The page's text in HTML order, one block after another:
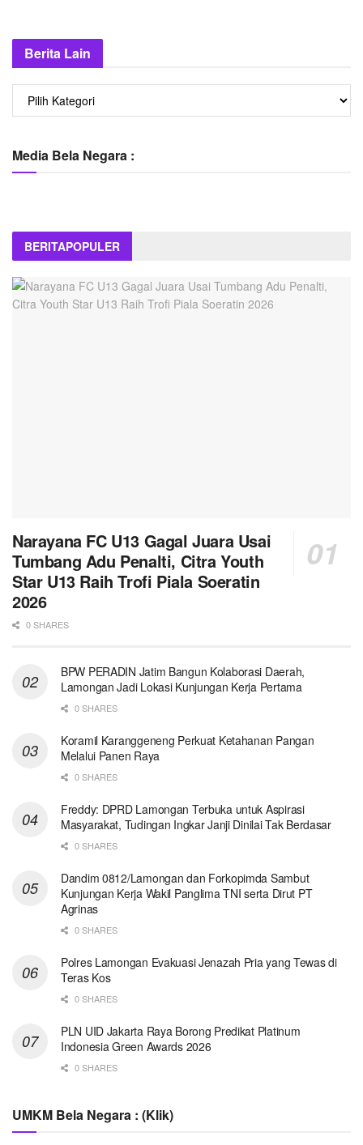
Berita Lain
Berita
Lain
Media Bela Negara :
BERITAPOPULER
Narayana FC U13 Gagal Juara Usai
Tumbang Adu Penalti, Citra Youth
Star U13 Raih Trofi Piala Soeratin
2026
0 SHARES
BPW PERADIN Jatim Bangun Kolaborasi Daerah,
Lamongan Jadi Lokasi Kunjungan Kerja Pertama
0 SHARES
Koramil Karanggeneng Perkuat Ketahanan Pangan
Melalui Panen Raya
0 SHARES
Freddy: DPRD Lamongan Terbuka untuk Aspirasi
Masyarakat, Tudingan Ingkar Janji Dinilai Tak Berdasar
0 SHARES
Dandim 0812/Lamongan dan Forkopimda Sambut
Kunjungan Kerja Wakil Panglima TNI serta Dirut PT
Agrinas
0 SHARES
Polres Lamongan Evakuasi Jenazah Pria yang Tewas di
Teras Kos
0 SHARES
PLN UID Jakarta Raya Borong Predikat Platinum
Indonesia Green Awards 2026
0 SHARES
UMKM Bela Negara : (Klik)